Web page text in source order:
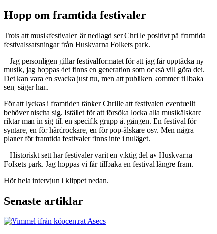
Hopp om framtida festivaler
Trots att musikfestivalen är nedlagd ser Chrille positivt på framtida
festivalssatsningar från Huskvarna Folkets park.
– Jag personligen gillar festivalformatet för att jag får upptäcka ny
musik, jag hoppas det finns en generation som också vill göra det.
Det kan vara en svacka just nu, men att publiken kommer tillbaka
sen, säger han.
För att lyckas i framtiden tänker Chrille att festivalen eventuellt
behöver nischa sig. Istället för att försöka locka alla musikälskare
riktar man in sig till en specifik grupp åt gången. En festival för
syntare, en för hårdrockare, en för pop-älskare osv. Men några
planer för framtida festivaler finns inte i nuläget.
– Historiskt sett har festivaler varit en viktig del av Huskvarna
Folkets park. Jag hoppas vi får tillbaka en festival längre fram.
Hör hela intervjun i klippet nedan.
Senaste artiklar